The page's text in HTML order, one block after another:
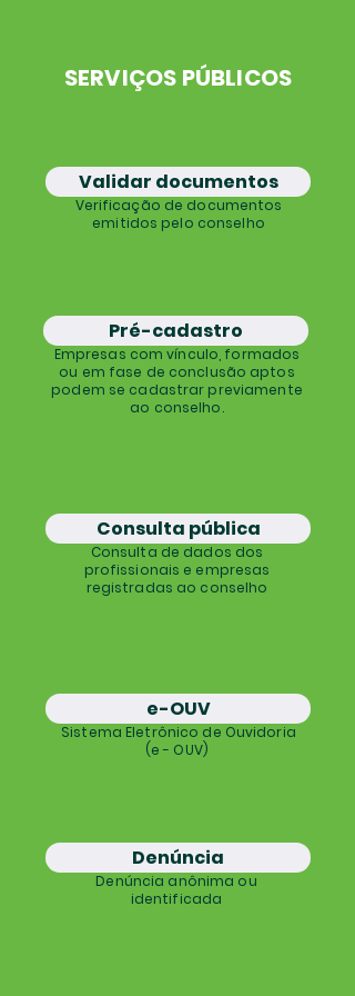
SERVIÇOS PÚBLICOS
Validar documentos
Verificação de documentos
emitidos pelo conselho
Pré-cadastro
Empresas com vínculo, formados
ou em fase de conclusão aptos
podem se cadastrar previamente
ao conselho.
Consulta pública
Consulta de dados dos
profissionais e empresas
registradas ao conselho
e-OUV
Sistema Eletrônico de Ouvidoria
(e - OUV)
Denúncia
Denúncia anônima ou
identificada